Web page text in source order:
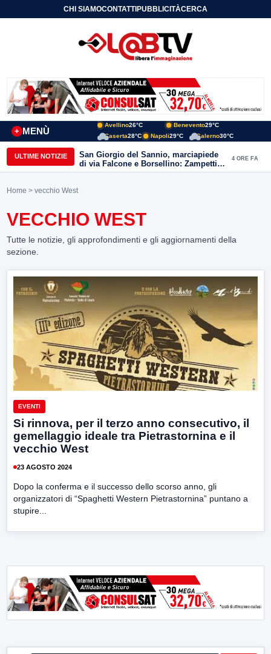
CHI SIAMOCONTATTIPUBBLICITÀCERCA
MENÙ
+
Avellino26°C Benevento29°C
Caserta28°C Napoli29°C Salerno30°C
ULTIME NOTIZIE
San Giorgio del Sannio, marciapiede
di via Falcone e Borsellino: Zampetti e
Lombardi replicano alle polemiche
4 ORE FA
Home > vecchio West
VECCHIO WEST
Tutte le notizie, gli approfondimenti e gli aggiornamenti della
sezione.
EVENTI
Si rinnova, per il terzo anno consecutivo, il
gemellaggio ideale tra Pietrastornina e il
vecchio West
23 AGOSTO 2024
Dopo la conferma e il successo dello scorso anno, gli
organizzatori di “Spaghetti Western Pietrastornina” puntano a
stupire...